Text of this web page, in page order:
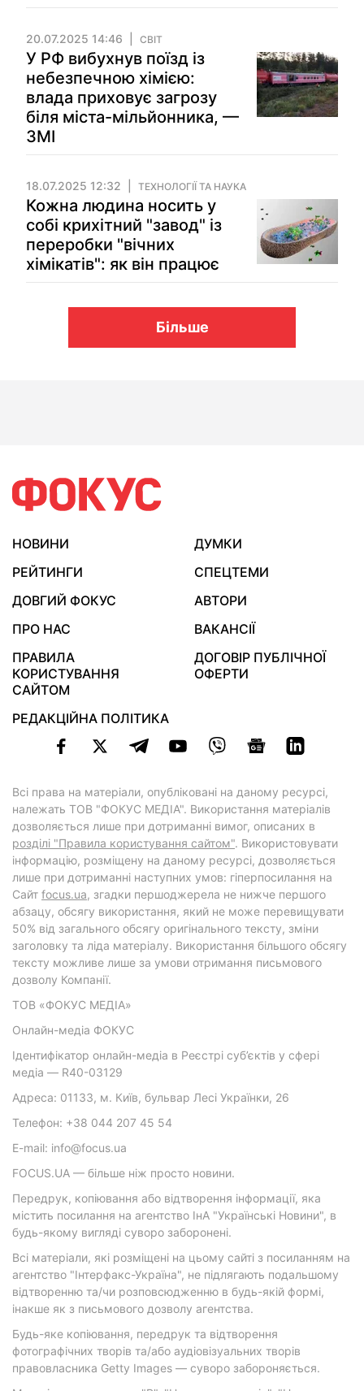
20.07.2025 14:46 СВІТ
У РФ вибухнув поїзд із
небезпечною хімією:
влада приховує загрозу
біля міста-мільйонника, —
ЗМІ
18.07.2025 12:32 ТЕХНОЛОГІЇ ТА НАУКА
Кожна людина носить у
собі крихітний "завод" із
переробки "вічних
хімікатів": як він працює
Більше
НОВИНИ
ДУМКИ
РЕЙТИНГИ
СПЕЦТЕМИ
ДОВГИЙ ФОКУС
АВТОРИ
ПРО НАС
ВАКАНСІЇ
ПРАВИЛА
КОРИСТУВАННЯ
САЙТОМ
ДОГОВІР ПУБЛІЧНОЇ
ОФЕРТИ
РЕДАКЦІЙНА ПОЛІТИКА
Всі права на матеріали, опубліковані на даному ресурсі,
належать ТОВ "ФОКУС МЕДІА". Використання матеріалів
дозволяється лише при дотриманні вимог, описаних в
розділі "Правила користування сайтом". Використовувати
інформацію, розміщену на даному ресурсі, дозволяється
лише при дотриманні наступних умов: гіперпосилання на
Cайт focus.ua, згадки першоджерела не нижче першого
абзацу, обсягу використання, який не може перевищувати
50% від загального обсягу оригінального тексту, зміни
заголовку та ліда матеріалу. Використання більшого обсягу
тексту можливе лише за умови отримання письмового
дозволу Компанії.
ТОВ «ФОКУС МЕДІА»
Онлайн-медіа ФОКУС
Ідентифікатор онлайн-медіа в Реєстрі суб’єктів у сфері
медіа — R40-03129
Адреса: 01133, м. Київ, бульвар Лесі Українки, 26
Телефон: +38 044 207 45 54
E-mail: info@focus.ua
FOCUS.UA — більше ніж просто новини.
Передрук, копіювання або відтворення інформації, яка
містить посилання на агентство ІнА "Українські Новини", в
будь-якому вигляді суворо заборонені.
Всі матеріали, які розміщені на цьому сайті з посиланням на
агентство "Інтерфакс-Україна", не підлягають подальшому
відтворенню та/чи розповсюдженню в будь-якій формі,
інакше як з письмового дозволу агентства.
Будь-яке копіювання, передрук та відтворення
фотографічних творів та/або аудіовізуальних творів
правовласника Getty Images — суворо забороняється.